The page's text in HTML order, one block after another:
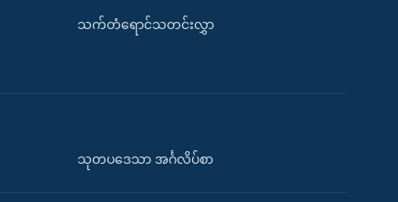
သက်တံရောင်သတင်းလွှာ
သုတပဒေသာ အင်္ဂလိပ်စာ